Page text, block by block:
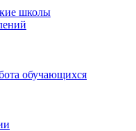
школы
обучающихся